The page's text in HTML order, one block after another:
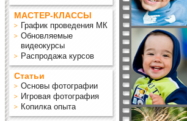
МАСТЕР-КЛАССЫ
График проведения МК
Обновляемые
видеокурсы
Распродажа курсов
Статьи
Основы фотографии
Игровая фотография
Копилка опыта